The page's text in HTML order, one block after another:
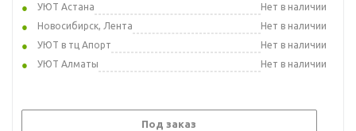
УЮТ Астана
Нет в наличии
Новосибирск, Лента
Нет в наличии
УЮТ в тц Апорт
Нет в наличии
УЮТ Алматы
Нет в наличии
Под заказ